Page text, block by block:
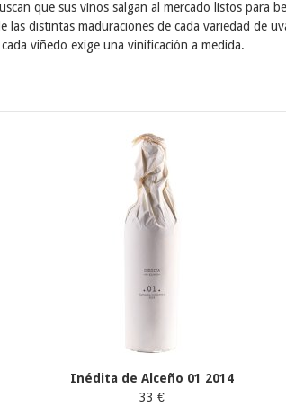
que sus vinos salgan al mercado listos para
las distintas maduraciones de cada variedad de
viñedo exige una vinificación a medida.
Inédita de Alceño 01 2014
33 €